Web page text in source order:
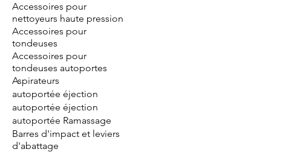
Accessoires pour
nettoyeurs haute pression
Accessoires pour
tondeuses
Accessoires pour
tondeuses autoportes
Aspirateurs
autoportée éjection
autoportée éjection
autoportée Ramassage
Barres d'impact et leviers
d'abattage